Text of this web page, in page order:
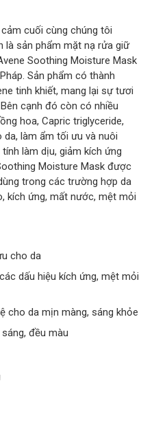
cuối cùng chúng tôi
là sản phẩm mặt nạ rửa giữ
Soothing Moisture Mask
Sản phẩm có thành
tinh khiết, mang lại sự tươi
cạnh đó còn có nhiều
hoa, Capric triglyceride,
da, làm ẩm tối ưu và nuôi
làm dịu, giảm kích ứng
Moisture Mask được
trong các trường hợp da
kích ứng, mất nước, mệt mỏi
cho da
dấu hiệu kích ứng, mệt mỏi
cho da mịn màng, sáng khỏe
đều màu